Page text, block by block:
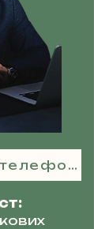
Показати номер телефону